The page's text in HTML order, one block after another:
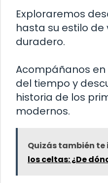
Exploraremos
hasta su estilo de
duradero.
Acompáñanos
del tiempo y
historia de los
modernos.
Quizás también te
los celtas: ¿De